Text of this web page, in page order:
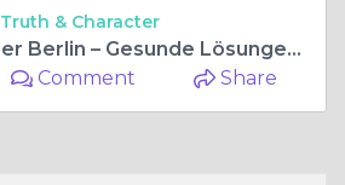
Truth & Character
Bürovollversorger Berlin – Gesunde Lösungen für moderne Unternehmen
Comment Share